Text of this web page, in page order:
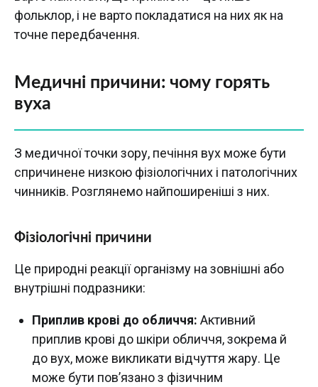
фольклор, і не варто покладатися на них як на
точне передбачення.
Медичні причини: чому горять
вуха
З медичної точки зору, печіння вух може бути
спричинене низкою фізіологічних і патологічних
чинників. Розглянемо найпоширеніші з них.
Фізіологічні причини
Це природні реакції організму на зовнішні або
внутрішні подразники:
Приплив крові до обличчя: Активний
приплив крові до шкіри обличчя, зокрема й
до вух, може викликати відчуття жару. Це
може бути пов’язано з фізичним